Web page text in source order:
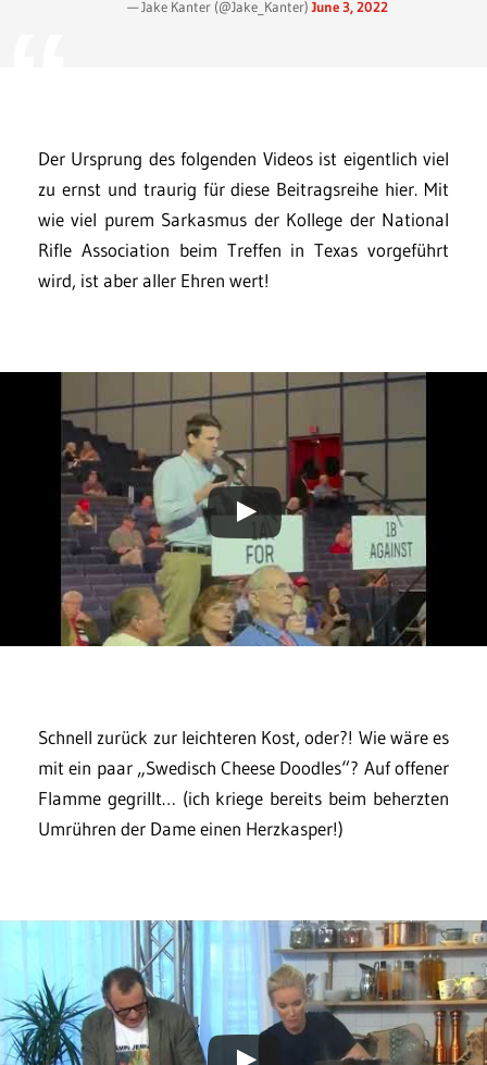
— Jake Kanter (@Jake_Kanter)June 3, 2022
Der Ursprung des folgenden Videos ist eigentlich viel
zu ernst und traurig für diese Beitragsreihe hier. Mit
wie viel purem Sarkasmus der Kollege der National
Rifle Association beim Treffen in Texas vorgeführt
wird, ist aber aller Ehren wert!
Schnell zurück zur leichteren Kost, oder?! Wie wäre es
mit ein paar „Swedisch Cheese Doodles“? Auf offener
Flamme gegrillt… (ich kriege bereits beim beherzten
Umrühren der Dame einen Herzkasper!)